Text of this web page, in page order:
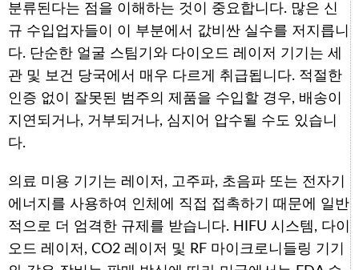
분류된다는 점을 이해하는 것이 중요합니다. 많은 신
규 수입업자들이 이 부분에서 값비싼 실수를 저지릅니
다. 단순한 얼굴 스팀기와 다이오드 레이저 기기는 세
관 및 보건 당국에서 매우 다르게 취급됩니다. 적절한
인증 없이 잘못된 범주의 제품을 수입할 경우, 배송이
지연되거나, 거부되거나, 심지어 압수될 수도 있습니
다.
의료 미용 기기는 레이저, 고주파, 초음파 또는 전자기
에너지를 사용하여 인체에 직접 접촉하기 때문에 일반
적으로 더 엄격한 규제를 받습니다. HIFU 시스템, 다이
오드 레이저, CO2 레이저 및 RF 마이크로니들링 기기